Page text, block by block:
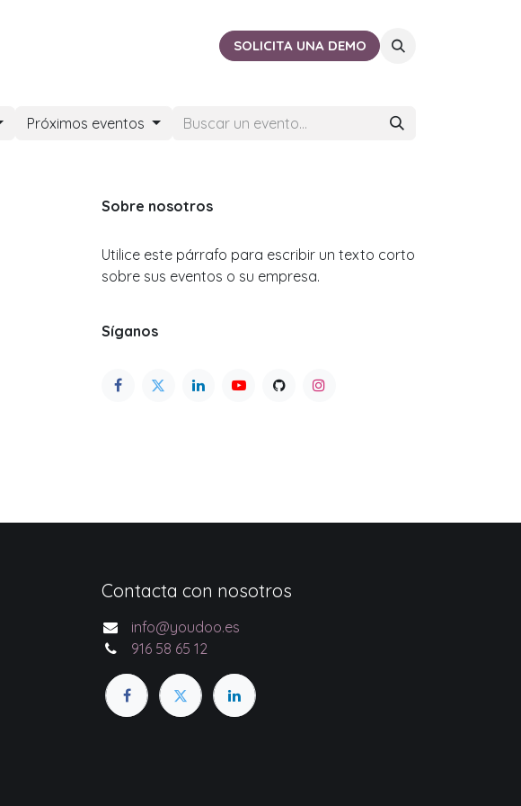
CERCA DE TISOLICITA UNA DEMO
Próximos eventos
Sobre nosotros
Utilice este párrafo para escribir un texto corto
sobre sus eventos o su empresa.
Síganos
Contacta con nosotros
info@youdoo.es
916 58 65 12